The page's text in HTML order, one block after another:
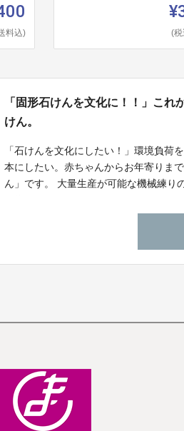
料込) (
「固形石けんを文化に！！」こ
けん。
「石けんを文化にしたい！」環境負荷
本にしたい。赤ちゃんからお年寄りま
ん」です。 大量生産が可能な機械練り